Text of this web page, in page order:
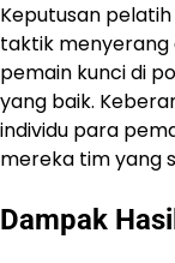
Keputusan pelatih
taktik
pemain kunci di
yang baik.
individu para
mereka tim yang
Dampak